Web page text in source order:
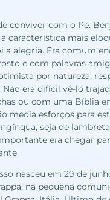
conviver com o Pe.
característica mais
a alegria. Era comum
e com palavras
por natureza,
era difícil vê-lo
ou com uma Bíblia
media esforços para
seja de
era chegar
nasceu em 29 de
na pequena